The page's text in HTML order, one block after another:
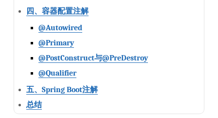
四、容器配置注解
@Autowired
@Primary
@PostConstruct与@PreDestroy
@Qualifier
五、Spring Boot注解
总结